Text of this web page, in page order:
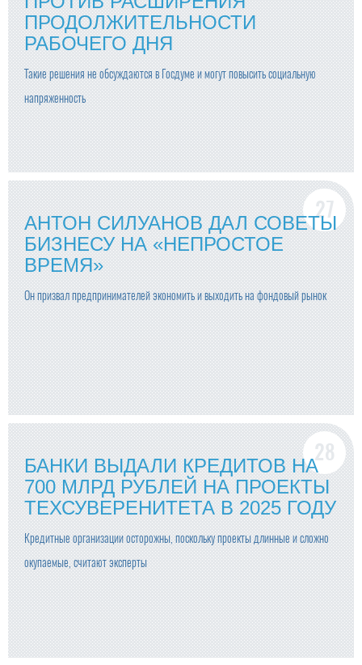
ПРОДОЛЖИТЕЛЬНОСТИ
РАБОЧЕГО ДНЯ
Такие решения не обсуждаются в Госдуме и могут повысить социальную
напряженность
АНТОН СИЛУАНОВ ДАЛ СОВЕТЫ
БИЗНЕСУ НА «НЕПРОСТОЕ
ВРЕМЯ»
Он призвал предпринимателей экономить и выходить на фондовый рынок
БАНКИ ВЫДАЛИ КРЕДИТОВ НА
700 МЛРД РУБЛЕЙ НА ПРОЕКТЫ
ТЕХСУВЕРЕНИТЕТА В 2025 ГОДУ
Кредитные организации осторожны, поскольку проекты длинные и сложно
окупаемые, считают эксперты